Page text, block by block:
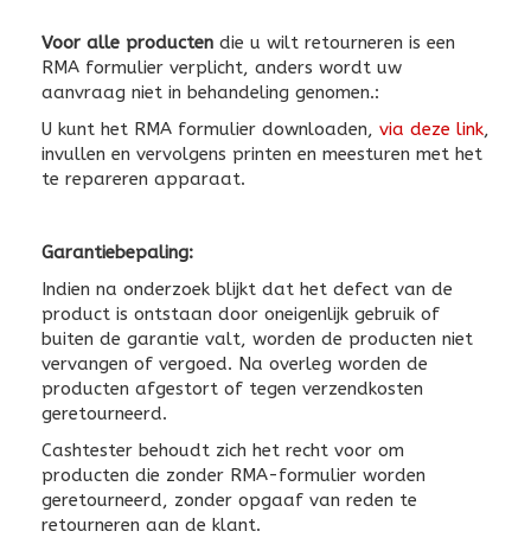
Voor alle producten die u wilt retourneren is een
RMA formulier verplicht, anders wordt uw
aanvraag niet in behandeling genomen.:
U kunt het RMA formulier downloaden, via deze link,
invullen en vervolgens printen en meesturen met het
te repareren apparaat.
Garantiebepaling:
Indien na onderzoek blijkt dat het defect van de
product is ontstaan door oneigenlijk gebruik of
buiten de garantie valt, worden de producten niet
vervangen of vergoed. Na overleg worden de
producten afgestort of tegen verzendkosten
geretourneerd.
Cashtester behoudt zich het recht voor om
producten die zonder RMA-formulier worden
geretourneerd, zonder opgaaf van reden te
retourneren aan de klant.